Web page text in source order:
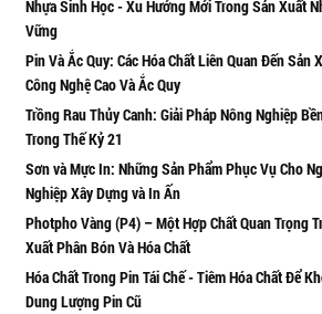
Nhựa Sinh Học - Xu Hướng Mới Trong Sản Xuất
Vững
Pin Và Ắc Quy: Các Hóa Chất Liên Quan Đến Sản
Công Nghệ Cao Và Ắc Quy
Trồng Rau Thủy Canh: Giải Pháp Nông Nghiệp
Trong Thế Kỷ 21
Sơn và Mực In: Những Sản Phẩm Phục Vụ Cho
Nghiệp Xây Dựng và In Ấn
Photpho Vàng (P4) – Một Hợp Chất Quan Trọng
Xuất Phân Bón Và Hóa Chất
Hóa Chất Trong Pin Tái Chế - Tiêm Hóa Chất Để
Dung Lượng Pin Cũ